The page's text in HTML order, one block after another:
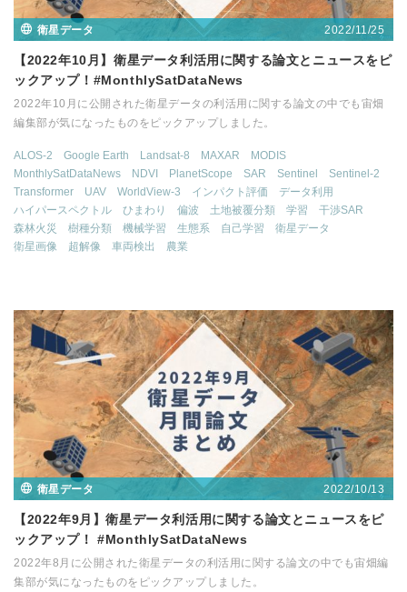
衛星データ 2022/11/25
【2022年10月】衛星データ利活用に関する論文とニュースをピ
ックアップ！#MonthlySatDataNews
2022年10月に公開された衛星データの利活用に関する論文の中でも宙畑
編集部が気になったものをピックアップしました。
ALOS-2 Google Earth Landsat-8 MAXAR
MODIS
MonthlySatDataNews
NDVI PlanetScope SAR Sentinel
Sentinel-2
Transformer
UAV WorldView-3 インパクト評価
データ利用
ハイパースペクトル
ひまわり 偏波 土地被覆分類 学習
干渉SAR
森林火災
樹種分類 機械学習 生態系 自己学習
衛星データ
衛星画像
超解像 車両検出 農業
衛星データ 2022/10/13
【2022年9月】衛星データ利活用に関する論文とニュースをピ
ックアップ！ #MonthlySatDataNews
2022年8月に公開された衛星データの利活用に関する論文の中でも宙畑編
集部が気になったものをピックアップしました。